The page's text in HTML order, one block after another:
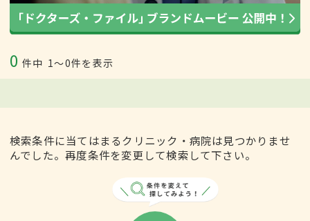
0 件中 1〜0件を表示
検索条件に当てはまるクリニック・病院は見つかりませ
んでした。再度条件を変更して検索して下さい。